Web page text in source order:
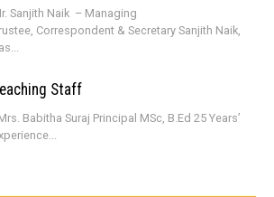
Sanjith Naik – Managing
Correspondent & Secretary Sanjith Naik,
Staff
Babitha Suraj Principal MSc, B.Ed 25 Years’